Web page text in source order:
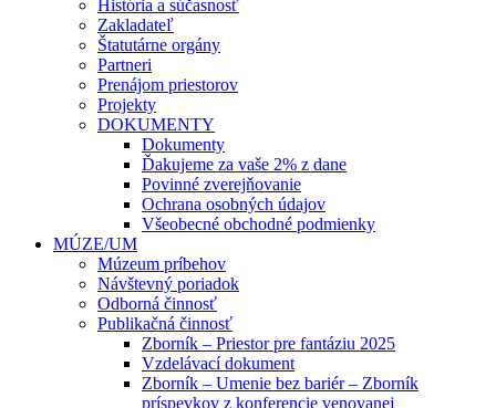
História a súčasnosť
Zakladateľ
Štatutárne orgány
Partneri
Prenájom priestorov
Projekty
DOKUMENTY
Dokumenty
Ďakujeme za vaše 2% z dane
Povinné zverejňovanie
Ochrana osobných údajov
Všeobecné obchodné podmienky
MÚZE/UM
Múzeum príbehov
Návštevný poriadok
Odborná činnosť
Publikačná činnosť
Zborník – Priestor pre fantáziu 2025
Vzdelávací dokument
Zborník – Umenie bez bariér – Zborník
príspevkov z konferencie venovanej